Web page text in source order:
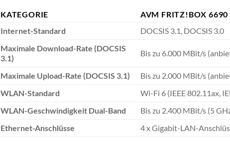
KATEGORIE
AVM FRITZ!BOX 6690
Internet-Standard
DOCSIS 3.1, DOCSIS 3.0
Maximale Download-Rate (DOCSIS
3.1)
Bis zu 6.000 MBit/s
Maximale Upload-Rate (DOCSIS 3.1)
Bis zu 2.000 MBit/s
WLAN-Standard
Wi-Fi 6 (IEEE 802.11ax,
WLAN-Geschwindigkeit Dual-Band
Bis zu 2.400 MBit/s (5
Ethernet-Anschlüsse
4 x Gigabit-LAN-